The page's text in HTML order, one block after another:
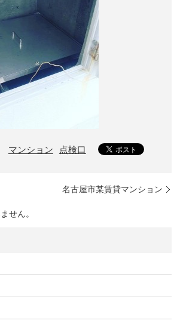
マンション 点検口
名古屋市某賃貸マンション
せん。